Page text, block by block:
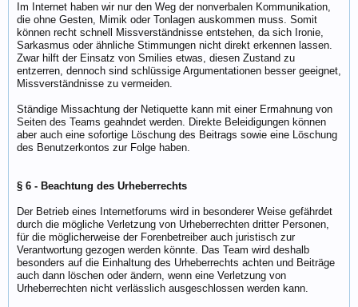
Im Internet haben wir nur den Weg der nonverbalen Kommunikation,
die ohne Gesten, Mimik oder Tonlagen auskommen muss. Somit
können recht schnell Missverständnisse entstehen, da sich Ironie,
Sarkasmus oder ähnliche Stimmungen nicht direkt erkennen lassen.
Zwar hilft der Einsatz von Smilies etwas, diesen Zustand zu
entzerren, dennoch sind schlüssige Argumentationen besser geeignet,
Missverständnisse zu vermeiden.
Ständige Missachtung der Netiquette kann mit einer Ermahnung von
Seiten des Teams geahndet werden. Direkte Beleidigungen können
aber auch eine sofortige Löschung des Beitrags sowie eine Löschung
des Benutzerkontos zur Folge haben.
§ 6 - Beachtung des Urheberrechts
Der Betrieb eines Internetforums wird in besonderer Weise gefährdet
durch die mögliche Verletzung von Urheberrechten dritter Personen,
für die möglicherweise der Forenbetreiber auch juristisch zur
Verantwortung gezogen werden könnte. Das Team wird deshalb
besonders auf die Einhaltung des Urheberrechts achten und Beiträge
auch dann löschen oder ändern, wenn eine Verletzung von
Urheberrechten nicht verlässlich ausgeschlossen werden kann.